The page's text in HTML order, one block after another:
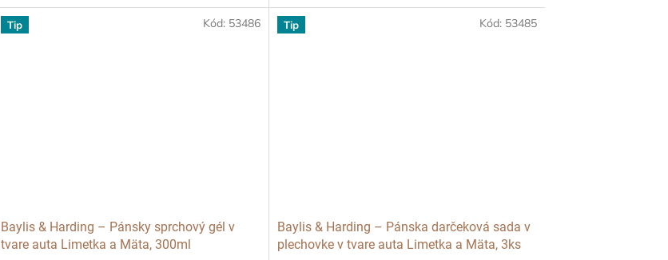
Tip
Baylis & Harding – Pánsky sprchový gél v
tvare auta Limetka a Mäta, 300ml
Kód: 53486 Tip
Baylis & Harding – Pánska darčeková sada v
plechovke v tvare auta Limetka a Mäta, 3ks
Kód: 53485